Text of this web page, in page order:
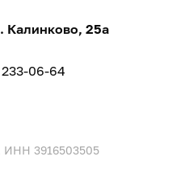
Калинково, 25а
06-64
ИНН 3916503505